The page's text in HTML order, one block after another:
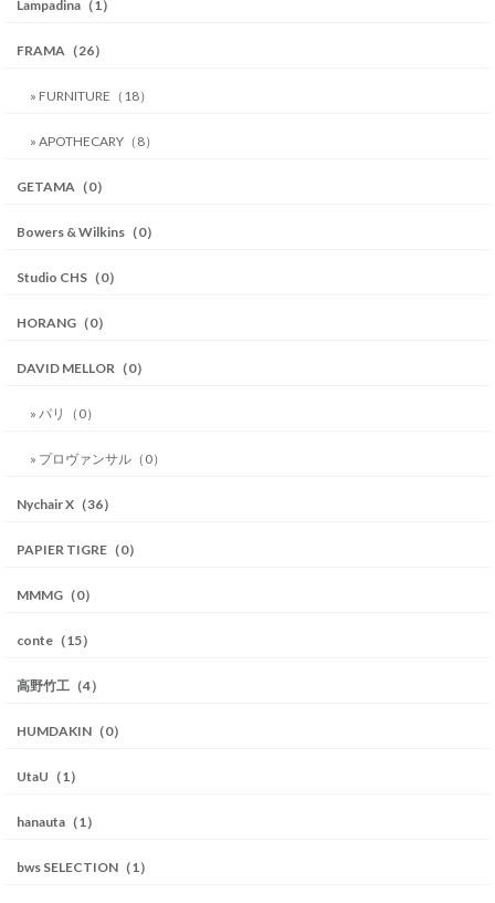
Lampadina（1）
FRAMA（26）
» FURNITURE（18）
» APOTHECARY（8）
GETAMA（0）
Bowers & Wilkins（0）
Studio CHS（0）
HORANG（0）
DAVID MELLOR（0）
» パリ（0）
» プロヴァンサル（0）
Nychair X（36）
PAPIER TIGRE（0）
MMMG（0）
conte（15）
高野竹工（4）
HUMDAKIN（0）
UtaU（1）
hanauta（1）
bws SELECTION（1）